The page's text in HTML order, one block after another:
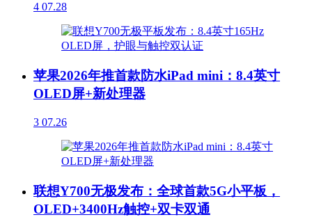
4 07.28
苹果2026年推首款防水iPad mini：8.4英寸
OLED屏+新处理器
3 07.26
联想Y700无极发布：全球首款5G小平板，
OLED+3400Hz触控+双卡双通